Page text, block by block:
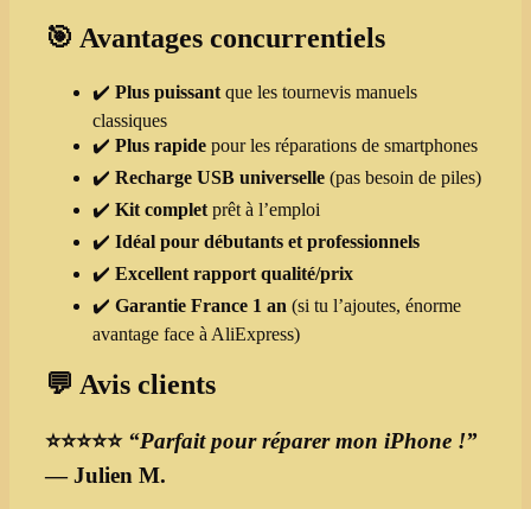
🎯 Avantages concurrentiels
✔️ Plus puissant que les tournevis manuels
classiques
✔️ Plus rapide pour les réparations de smartphones
✔️ Recharge USB universelle (pas besoin de piles)
✔️ Kit complet prêt à l’emploi
✔️ Idéal pour débutants et professionnels
✔️ Excellent rapport qualité/prix
✔️ Garantie France 1 an (si tu l’ajoutes, énorme
avantage face à AliExpress)
💬 Avis clients
⭐⭐⭐⭐⭐ “Parfait pour réparer mon iPhone !”
— Julien M.